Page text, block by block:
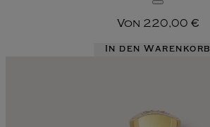
Von 220,00 €
In den Warenkorb